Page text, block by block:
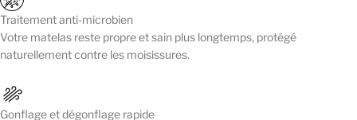
Traitement anti-microbien
Votre matelas reste propre et sain plus longtemps, protégé
naturellement contre les moisissures.
Gonflage et dégonflage rapide